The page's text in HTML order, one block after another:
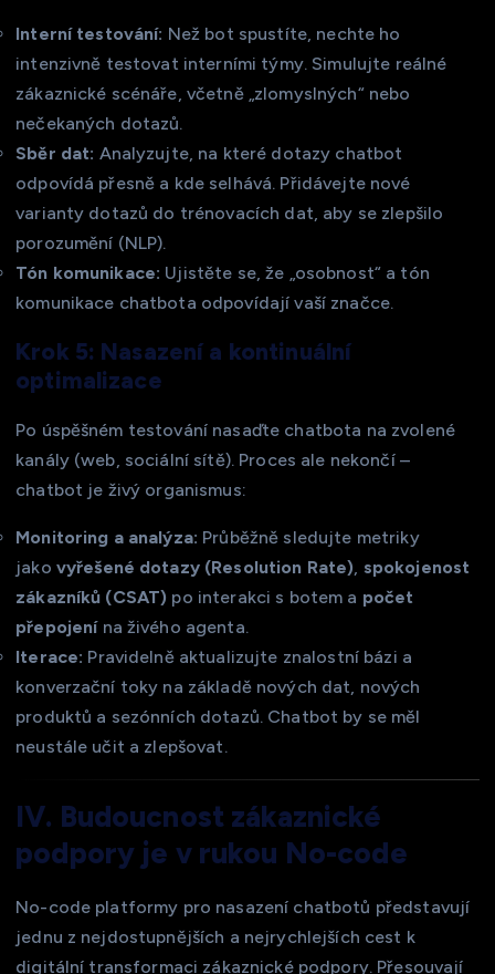
Interní testování: Než bot spustíte, nechte ho
intenzivně testovat interními týmy. Simulujte reálné
zákaznické scénáře, včetně „zlomyslných“ nebo
nečekaných dotazů.
Sběr dat: Analyzujte, na které dotazy chatbot
odpovídá přesně a kde selhává. Přidávejte nové
varianty dotazů do trénovacích dat, aby se zlepšilo
porozumění (NLP).
Tón komunikace: Ujistěte se, že „osobnost“ a tón
komunikace chatbota odpovídají vaší značce.
Krok 5: Nasazení a kontinuální
optimalizace
Po úspěšném testování nasaďte chatbota na zvolené
kanály (web, sociální sítě). Proces ale nekončí –
chatbot je živý organismus:
Monitoring a analýza: Průběžně sledujte metriky
jako vyřešené dotazy (Resolution Rate) spokojenost
zákazníků (CSAT) po interakci s botem a počet
přepojenína živého agenta.
Iterace: Pravidelně aktualizujte znalostní bázi a
konverzační toky na základě nových dat, nových
produktů a sezónních dotazů. Chatbot by se měl
neustále učit a zlepšovat.
IV. Budoucnost zákaznické
podpory je v rukou No-code
No-code platformy pro nasazení chatbotů představují
jednu z nejdostupnějších a nejrychlejších cest k
digitální transformaci zákaznické podpory. Přesouvají